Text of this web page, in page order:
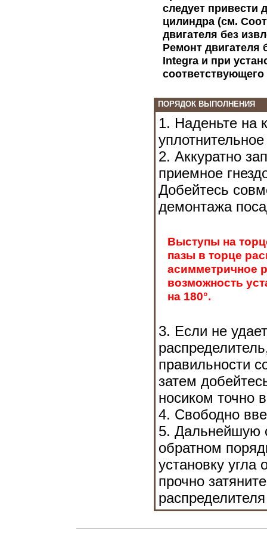
следует привести
цилиндра (см.
двигателя без
Ремонт двигателя
Integra и при
ПОРЯДОК ВЫПОЛНЕНИЯ
1. Наденьте на
2. Аккуратно
приемное
Добейтесь
демонтажа
Выступы на
пазы в торце
асимметричное
возможность
на 180°.
3. Если не
правильности
затем
носиком точно
4. Свободно
5. Дальнейшую
обратном
установку угла
прочно